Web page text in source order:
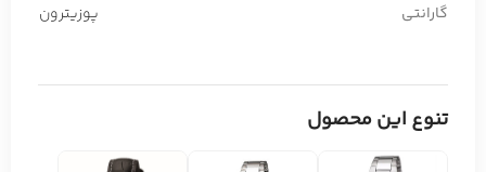
گارانتی پوزیترون
تنوع این محصول